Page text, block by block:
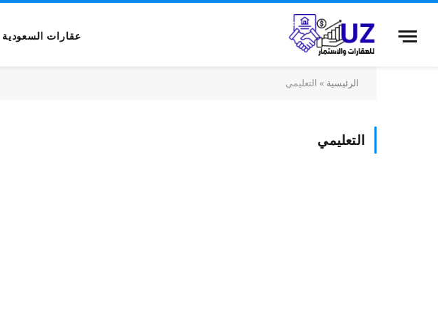
عقارات السعودية
الرئيسية » التعليمي
التعليمي